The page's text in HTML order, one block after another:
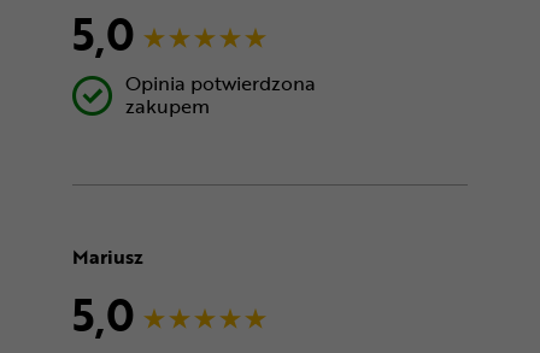
5,0
Opinia potwierdzona
zakupem
Mariusz
5,0